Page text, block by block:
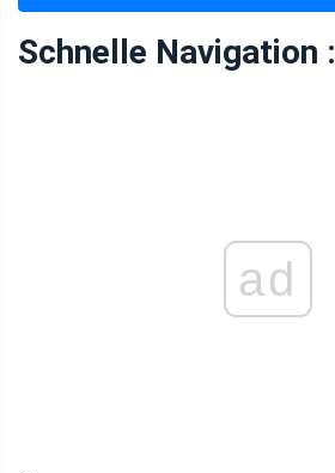
Schnelle Navigation :
ad